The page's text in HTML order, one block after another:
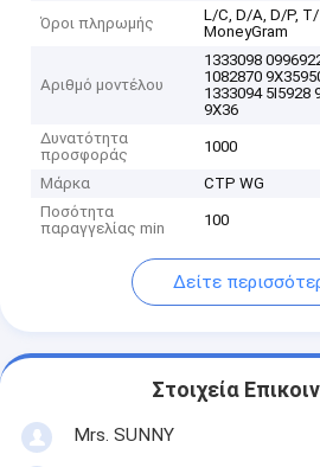
Όροι πληρωμής
L/C, D/A, D/P,
MoneyGram
Αριθμό μοντέλου
1333098
1082870
1333094 5I5928
9X36
Δυνατότητα
προσφοράς
1000
Μάρκα
CTP WG
Ποσότητα
παραγγελίας min
100
Δείτε
Στοιχεία
Mrs. SUNNY